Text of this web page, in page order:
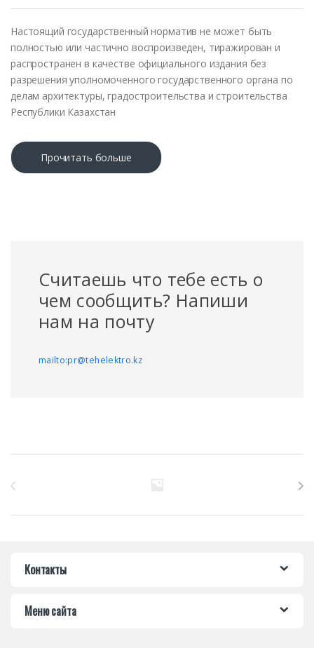
Настоящий государственный норматив не может быть
полностью или частично воспроизведен, тиражирован и
распространен в качестве официального издания без
разрешения уполномоченного государственного органа по
делам архитектуры, градостроительства и строительства
Республики Казахстан
Прочитать больше
Считаешь что тебе есть о
чем сообщить? Напиши
нам на почту
mailto:pr@tehelektro.kz
Контакты
Меню сайта